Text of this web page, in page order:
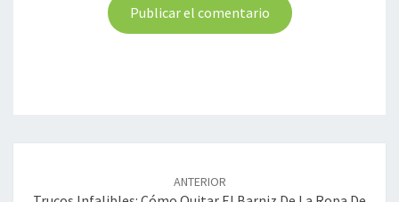
entradas
ANTERIOR